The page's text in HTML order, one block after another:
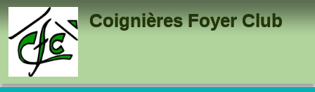
Coignières Foyer Club
Panneau de gestion des cookies